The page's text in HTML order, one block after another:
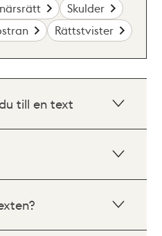
Skulder
Rättstvister
till en text